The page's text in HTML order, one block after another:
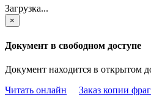
Загрузка...
×
Документ в свободном доступе
Документ находится в открытом
Читать онлайн
Заказ копии